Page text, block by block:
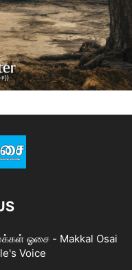
ஓசை - Makkal Osai
Voice